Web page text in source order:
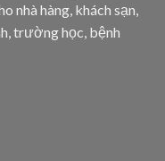
nhà hàng, khách sạn,
trường học, bệnh